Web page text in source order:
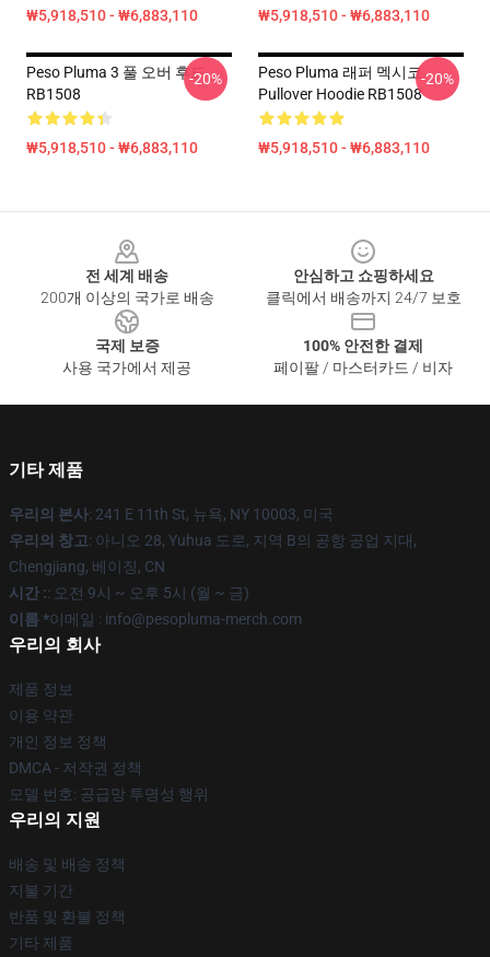
₩5,918,510 - ₩6,883,110 ₩5,918,510 - ₩6,883,110
Peso Pluma 3 풀 오버 후드
RB1508
₩5,918,510 - ₩6,883,110
-20%
Peso Pluma 래퍼 멕시코
Pullover Hoodie RB1508
₩5,918,510 - ₩6,883,110
-20%
전 세계 배송
200개 이상의 국가로 배송
안심하고 쇼핑하세요
클릭에서 배송까지 24/7 보호
국제 보증
사용 국가에서 제공
100% 안전한 결제
페이팔 / 마스터카드 / 비자
기타 제품
우리의 본사: 241 E 11th St, 뉴욕, NY 10003, 미국
우리의 창고: 아니오 28, Yuhua 도로, 지역 B의 공항 공업 지대,
Chengjiang, 베이징, CN
시간 :: 오전 9시 ~ 오후 5시 (월 ~ 금)
이름 *이메일 : info@pesopluma-merch.com
우리의 회사
제품 정보
이용 약관
개인 정보 정책
DMCA - 저작권 정책
모델 번호: 공급망 투명성 행위
우리의 지원
배송 및 배송 정책
지불 기간
반품 및 환불 정책
기타 제품